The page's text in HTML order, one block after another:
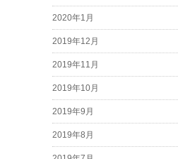
2020年1月
2019年12月
2019年11月
2019年10月
2019年9月
2019年8月